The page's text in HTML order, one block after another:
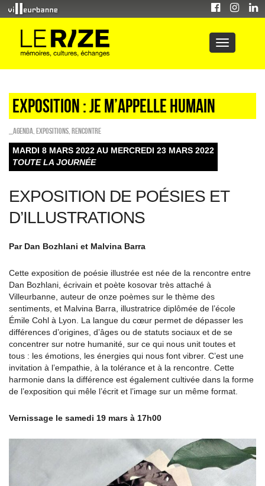
Exposition : Je m’appelle humain
_Agenda EXPOSITIONS Rencontre
MARDI 8 MARS 2022 AU MERCREDI 23 MARS 2022
TOUTE LA JOURNÉE
EXPOSITION DE POÉSIES ET
D’ILLUSTRATIONS
Par Dan Bozhlani et Malvina Barra
Cette exposition de poésie illustrée est née de la rencontre entre
Dan Bozhlani, écrivain et poète kosovar très attaché à
Villeurbanne, auteur de onze poèmes sur le thème des
sentiments, et Malvina Barra, illustratrice diplômée de l’école
Émile Cohl à Lyon. La langue du cœur permet de dépasser les
différences d’origines, d’âges ou de statuts sociaux et de se
concentrer sur notre humanité, sur ce qui nous unit toutes et
tous : les émotions, les énergies qui nous font vibrer. C’est une
invitation à l’empathie, à la tolérance et à la rencontre. Cette
harmonie dans la différence est également cultivée dans la forme
de l’exposition qui mêle l’écrit et l’image sur un même format.
Vernissage le samedi 19 mars à 17h00